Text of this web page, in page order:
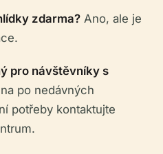
zdarma? Ano, ale je
pro návštěvníky s
po nedávných
potřeby kontaktujte